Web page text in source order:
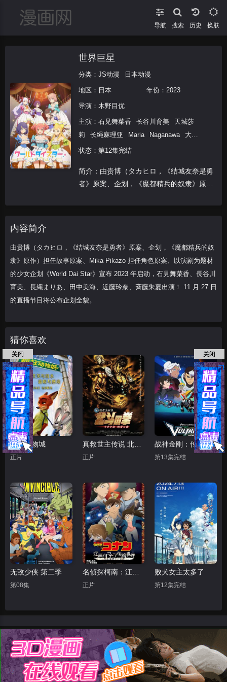
导航 搜索 换肤
世界巨星
分类： JS动漫 日本动漫
地区： 日本 年份： 2023
导演： 木野目优
主演： 石见舞菜香 长谷川育美
天城莎
莉
长绳麻理亚 Maria Naganawa
大空
直美
Naomi Ohzora
鸟部万里子
田中美海 花井美春
安斋由
香里
下地紫野 冈咲美保 近藤玲奈
葵井
状态：第12集完结
简介：由贵博（タカヒロ，《结城友奈是勇
者》原案、企划，《魔都精兵的奴隶》原
内容简介
由贵博（タカヒロ，《结城友奈是勇者》原案、企划，《魔都精兵的奴
隶》原作）担任故事原案、Mika Pikazo 担任角色原案、以演剧为题材
的少女企划《World Dai Star》宣布 2023 年启动，石見舞菜香、長谷川
育美、長縄まりあ、田中美海、近藤玲奈、斉藤朱夏出演！ 11 月 27 日
的直播节目将公布企划全貌。
猜你喜欢
疯狂动物城
正片
真救世主传说 北斗神拳 拉欧传 殉爱之章
正片
战神金刚：传奇的保护神 第六季 普通话版
第13集完结
无敌少侠 第二季
第08集 正片
败犬女主太多了
第12集完结
关闭 关闭